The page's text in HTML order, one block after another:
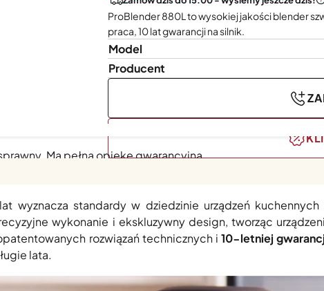
ProBlender 880L to wysokiej jakości blender
praca, 10 lat gwarancji na silnik.
Model
Producent
Ma pełną opiekę gwarancyjną.
wyznacza standardy w dziedzinie urządzeń kuchennych
wykonanie i ekskluzywny design, tworząc
rozwiązań technicznych i 10-letniej
lata.